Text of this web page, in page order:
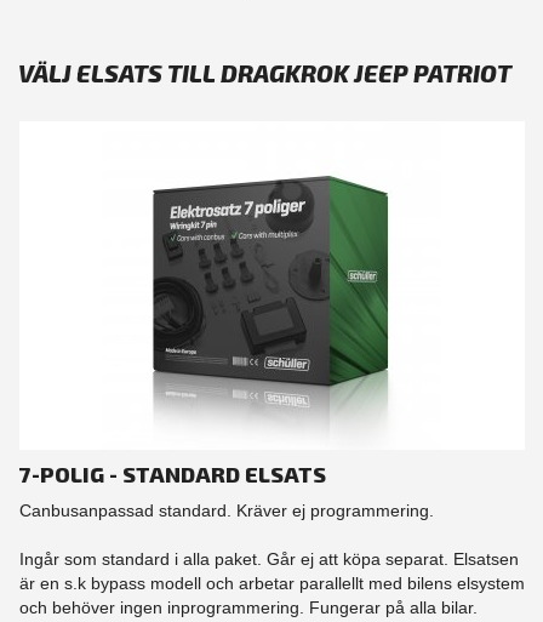
VÄLJ ELSATS TILL DRAGKROK JEEP PATRIOT
7-POLIG - STANDARD ELSATS
Canbusanpassad standard. Kräver ej programmering.
Ingår som standard i alla paket. Går ej att köpa separat. Elsatsen
är en s.k bypass modell och arbetar parallellt med bilens elsystem
och behöver ingen inprogrammering. Fungerar på alla bilar.